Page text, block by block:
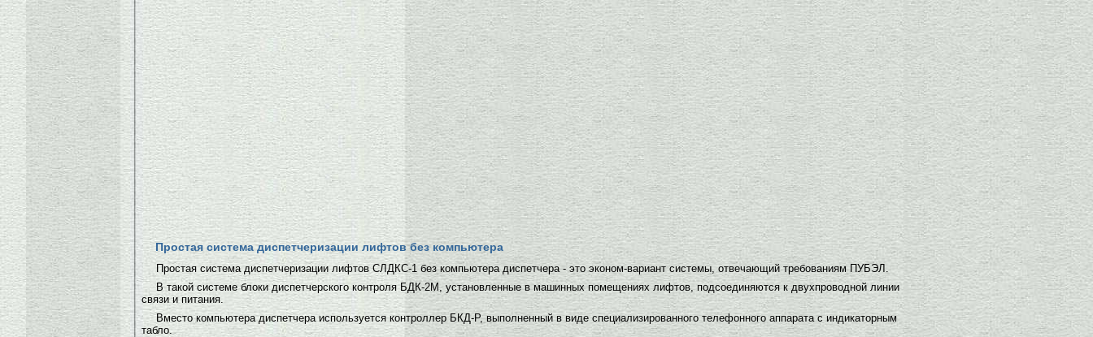
Простая система диспетчеризации лифтов без компьютера
Простая система диспетчеризации лифтов СЛДКС-1 без компьютера диспетчера - это эконом-вариант системы, отвечающий требованиям ПУБЭЛ.
В такой системе блоки диспетчерского контроля БДК-2М, установленные в машинных помещениях лифтов, подсоединяются к двухпроводной линии
связи и питания.
Вместо компьютера диспетчера используется контроллер БКД-Р, выполненный в виде специализированного телефонного аппарата с индикаторным
табло.